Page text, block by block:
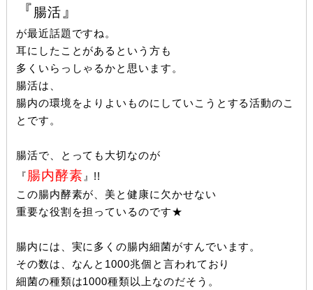
『 腸活 』
が最近話題ですね。
耳にしたことがあるという方も
多くいらっしゃるかと思います。
腸活は、
腸内の環境をよりよいものにしていこうとする活動のこ
とです。
腸活で、とっても大切なのが
『 腸内酵素 』!!
この腸内酵素が、美と健康に欠かせない
重要な役割を担っているのです★
腸内には、実に多くの腸内細菌がすんでいます。
その数は、なんと1000兆個と言われており
細菌の種類は1000種類以上なのだそう。